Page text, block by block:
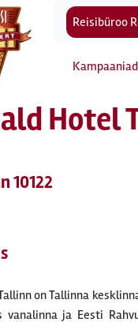
Reisibüroo
Kampaaniad
Hotel
10122
on Tallinna
vanalinna ja Eesti
saate külastada sauna,
asub ka 4 konverentsi-